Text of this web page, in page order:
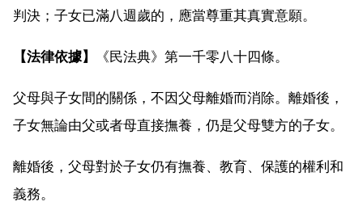
判決；子女已滿八週歲的，應當尊重其真實意願。
【法律依據】 《民法典》第一千零八十四條。
父母與子女間的關係，不因父母離婚而消除。離婚後，
子女無論由父或者母直接撫養，仍是父母雙方的子女。
離婚後，父母對於子女仍有撫養、教育、保護的權利和
義務。